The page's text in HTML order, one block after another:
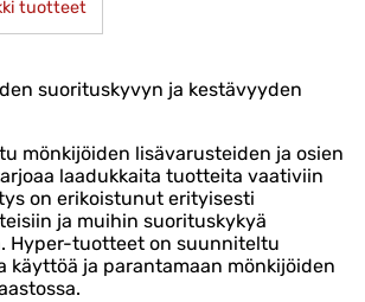
tuotteet
suorituskyvyn ja kestävyyden
mönkijöiden lisävarusteiden ja osien
laadukkaita tuotteita vaativiin
on erikoistunut erityisesti
ja muihin suorituskykyä
Hyper-tuotteet on suunniteltu
käyttöä ja parantamaan mönkijöiden